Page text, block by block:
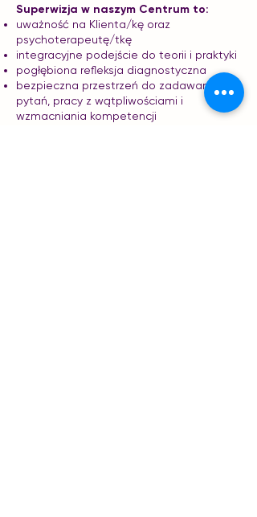
Superwizja w naszym Centrum to:
uważność na Klienta/kę oraz
psychoterapeutę/tkę
integracyjne podejście do teorii i praktyki
pogłębiona refleksja diagnostyczna
bezpieczna przestrzeń do zadawania
pytań, pracy z wątpliwościami i
wzmacniania kompetencji